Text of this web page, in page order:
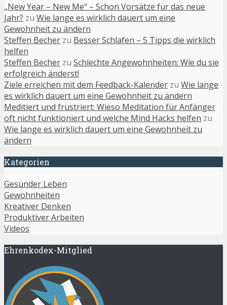
„New Year – New Me“ – Schon Vorsätze für das neue
Jahr? zu Wie lange es wirklich dauert um eine
Gewohnheit zu ändern
Steffen Becher zu Besser Schlafen – 5 Tipps die wirklich
helfen
Steffen Becher zu Schlechte Angewohnheiten: Wie du sie
erfolgreich änderst!
Ziele erreichen mit dem Feedback-Kalender zu Wie lange
es wirklich dauert um eine Gewohnheit zu ändern
Meditiert und frustriert: Wieso Meditation für Anfänger
oft nicht funktioniert und welche Mind Hacks helfen zu
Wie lange es wirklich dauert um eine Gewohnheit zu
ändern
Kategorien
Gesünder Leben
Gewohnheiten
Kreativer Denken
Produktiver Arbeiten
Videos
Ehrenkodex-Mitglied